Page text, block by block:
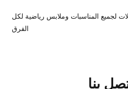
المناسبات وملابس رياضية لكل
الفرق
بنا